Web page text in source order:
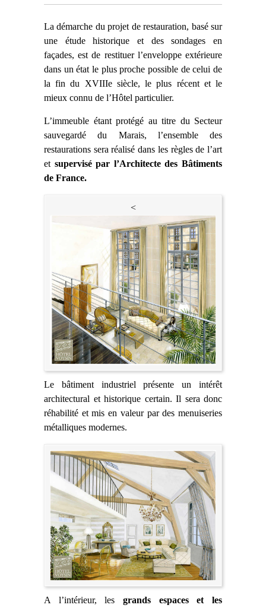
La démarche du projet de restauration, basé sur
une étude historique et des sondages en
façades, est de restituer l’enveloppe extérieure
dans un état le plus proche possible de celui de
la fin du XVIIIe siècle, le plus récent et le
mieux connu de l’Hôtel particulier.
L’immeuble étant protégé au titre du Secteur
sauvegardé du Marais, l’ensemble des
restaurations sera réalisé dans les règles de l’art
et supervisé par l’Architecte des Bâtiments
de France.
<
Le bâtiment industriel présente un intérêt
architectural et historique certain. Il sera donc
réhabilité et mis en valeur par des menuiseries
métalliques modernes.
A l’intérieur, les grands espaces et les